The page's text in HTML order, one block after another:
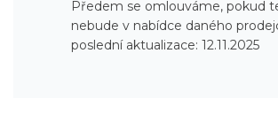
Předem se omlouváme, pokud
nebude v nabídce daného
poslední aktualizace: 12.11.2025